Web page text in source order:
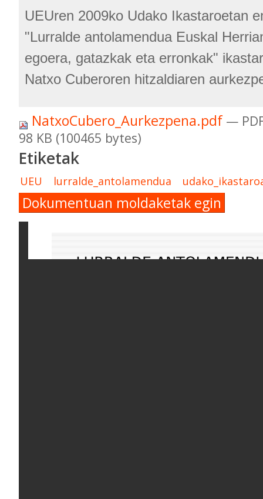
UEUren 2009ko Udako Ikastaroetan
"Lurralde antolamendua Euskal
egoera, gatazkak eta erronkak"
Natxo Cuberoren hitzaldiaren
NatxoCubero_Aurkezpena.pdf —
98 KB (100465 bytes)
Etiketak
UEU lurralde_antolamendua
Dokumentuan moldaketak egin